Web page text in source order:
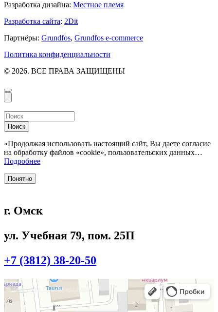
Разработка дизайна: Местное племя
Разработка сайта: 2Dit
Партнёры: Grundfos, Grundfos e-commerce
Политика конфиденциальности
© 2026. ВСЕ ПРАВА ЗАЩИЩЕНЫ
Поиск
«Продолжая использовать настоящий сайт, Вы даете согласие
на обработку файлов «cookie», пользовательских данных…
Подробнее
Понятно
г. Омск
ул. Учебная 79, пом. 25П
+7 (3812) 38-20-50
Омск
Учебная улица, 86 — Яндекс.Карты